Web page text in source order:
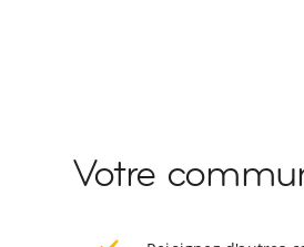
Votre